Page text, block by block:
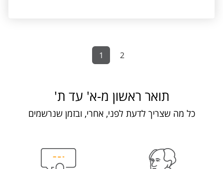
1 2
תואר ראשון מ-א' עד ת'
כל מה שצריך לדעת לפני, אחרי, ובזמן שנרשמים